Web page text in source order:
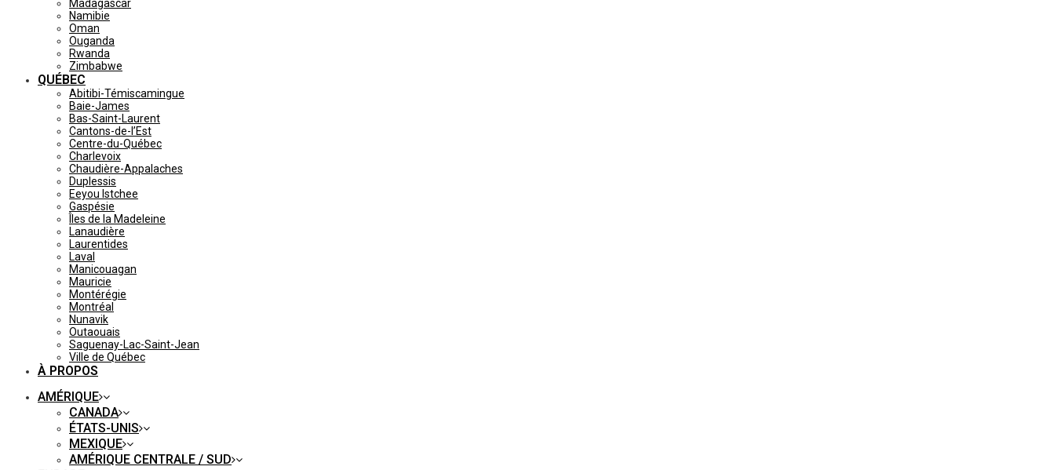
Madagascar
Namibie
Oman
Ouganda
Rwanda
Zimbabwe
QUÉBEC
Abitibi-Témiscamingue
Baie-James
Bas-Saint-Laurent
Cantons-de-l’Est
Centre-du-Québec
Charlevoix
Chaudière-Appalaches
Duplessis
Eeyou Istchee
Gaspésie
Îles de la Madeleine
Lanaudière
Laurentides
Laval
Manicouagan
Mauricie
Montérégie
Montréal
Nunavik
Outaouais
Saguenay-Lac-Saint-Jean
Ville de Québec
À PROPOS
AMÉRIQUE
CANADA
ÉTATS-UNIS
MEXIQUE
AMÉRIQUE CENTRALE / SUD